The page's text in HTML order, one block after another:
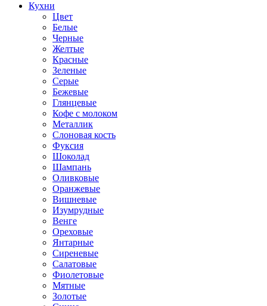
Кухни
Цвет
Белые
Черные
Желтые
Красные
Зеленые
Серые
Бежевые
Глянцевые
Кофе с молоком
Металлик
Слоновая кость
Фуксия
Шоколад
Шампань
Оливковые
Оранжевые
Вишневые
Изумрудные
Венге
Ореховые
Янтарные
Сиреневые
Салатовые
Фиолетовые
Мятные
Золотые